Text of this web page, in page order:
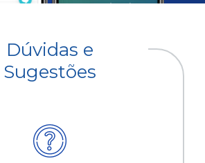
Dúvidas e
Sugestões